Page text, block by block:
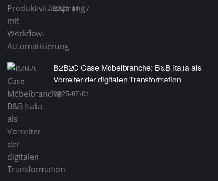
2025-11-17
B2B2C Case Möbelbranche: B&B Italia als
Vorreiter der digitalen Transformation
2025-07-01